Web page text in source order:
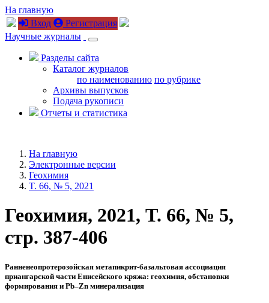
На главную
Вход
Регистрация
Научные журналы
Разделы сайта
Каталог журналов
по наименованию по рубрике
Архивы выпусков
Подача рукописи
Отчеты и статистика
На главную
Электронные версии
Геохимия
T. 66, № 5, 2021
Геохимия, 2021, T. 66, № 5,
стр. 387-406
Ранненеопротерозойская метапикрит-базальтовая ассоциация
приангарской части Енисейского кряжа: геохимия, обстановки
формирования и Pb–Zn минерализация